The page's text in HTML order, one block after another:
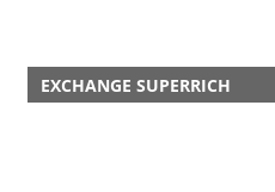
EXCHANGE SUPERRICH